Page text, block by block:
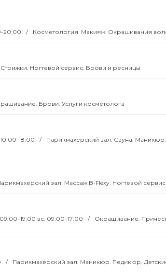
20:00 Косметология. Макияж. Окрашивания
Стрижки. Ногтевой сервис. Брови и ресницы
Брови. Услуги косметолога
18:00
Парикмахерский зал. Сауна. Маникюр.
зал. Массаж B-Flexy. Ногтевой сервис
вс: 09:00–17:00
Окрашивание.
Парикмахерский зал. Маникюр. Педикюр.